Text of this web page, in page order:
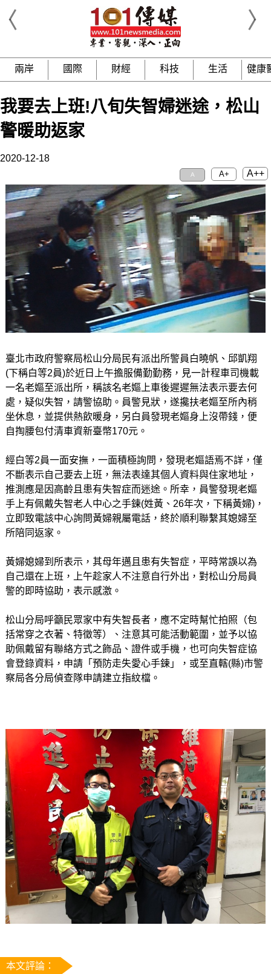
兩岸 國際 財經 科技 生活 健康
我要去上班!八旬失智婦迷途，松山
警暖助返家
2020-12-18
A A+ A++
臺北市政府警察局松山分局民有派出所警員白曉帆、邱凱翔
(下稱白等2員)於近日上午擔服備勤勤務，見一計程車司機載
一名老嫗至派出所，稱該名老嫗上車後遲遲無法表示要去何
處，疑似失智，請警協助。員警見狀，遂攙扶老嫗至所內稍
坐休息，並提供熱飲暖身，另白員發現老嫗身上沒帶錢，便
自掏腰包付清車資新臺幣170元。
經白等2員一面安撫，一面積極詢問，發現老嫗語焉不詳，僅
不斷表示自己要去上班，無法表達其個人資料與住家地址，
推測應是因高齡且患有失智症而迷途。所幸，員警發現老嫗
手上有佩戴失智老人中心之手鍊(姓黃、26年次，下稱黃婦)，
立即致電該中心詢問黃婦親屬電話，終於順利聯繫其媳婦至
所陪同返家。
黃婦媳婦到所表示，其母年邁且患有失智症，平時常誤以為
自己還在上班，上午趁家人不注意自行外出，對松山分局員
警的即時協助，表示感激。
松山分局呼籲民眾家中有失智長者，應不定時幫忙拍照（包
括常穿之衣著、特徵等）、注意其可能活動範圍，並予以協
助佩戴留有聯絡方式之飾品、證件或手機，也可向失智症協
會登錄資料，申請「預防走失愛心手鍊」，或至直轄(縣)市警
察局各分局偵查隊申請建立指紋檔。
本文評論：